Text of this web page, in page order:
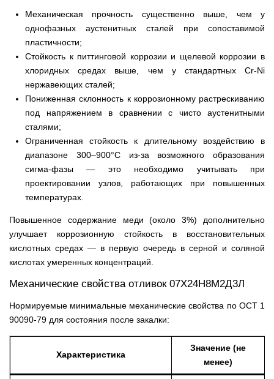
Механическая прочность существенно выше, чем у
однофазных аустенитных сталей при сопоставимой
пластичности;
Стойкость к питтинговой коррозии и щелевой коррозии в
хлоридных средах выше, чем у стандартных Cr-Ni
нержавеющих сталей;
Пониженная склонность к коррозионному растрескиванию
под напряжением в сравнении с чисто аустенитными
сталями;
Ограниченная стойкость к длительному воздействию в
диапазоне 300–900°C из-за возможного образования
сигма-фазы — это необходимо учитывать при
проектировании узлов, работающих при повышенных
температурах.
Повышенное содержание меди (около 3%) дополнительно
улучшает коррозионную стойкость в восстановительных
кислотных средах — в первую очередь в серной и соляной
кислотах умеренных концентраций.
Механические свойства отливок 07Х24Н8М2Д3Л
Нормируемые минимальные механические свойства по ОСТ 1
90090-79 для состояния после закалки:
Характеристика
Значение (не
менее)